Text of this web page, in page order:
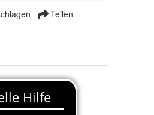
Teilen
2, Espresso 6, Dunkelgrun 10,